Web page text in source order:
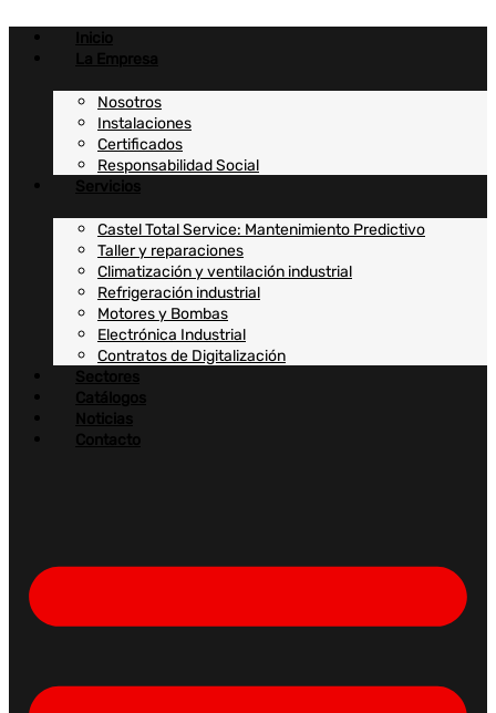
contenido
Inicio
La Empresa
Nosotros
Instalaciones
Certificados
Responsabilidad Social
Servicios
Castel Total Service: Mantenimiento Predictivo
Taller y reparaciones
Climatización y ventilación industrial
Refrigeración industrial
Motores y Bombas
Electrónica Industrial
Contratos de Digitalización
Sectores
Catálogos
Noticias
Contacto